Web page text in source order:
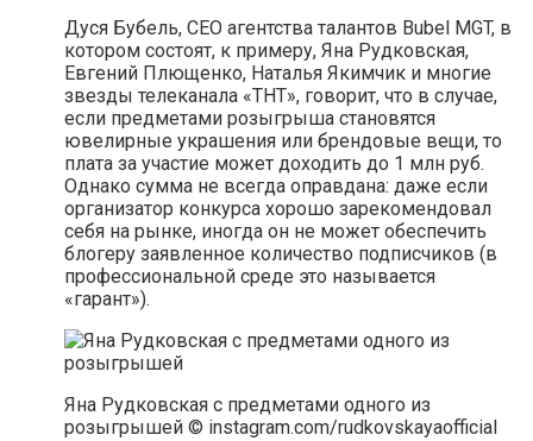
Дуся Бубель, CEO агентства талантов Bubel MGT, в
котором состоят, к примеру, Яна Рудковская,
Евгений Плющенко, Наталья Якимчик и многие
звезды телеканала «ТНТ», говорит, что в случае,
если предметами розыгрыша становятся
ювелирные украшения или брендовые вещи, то
плата за участие может доходить до 1 млн руб.
Однако сумма не всегда оправдана: даже если
организатор конкурса хорошо зарекомендовал
себя на рынке, иногда он не может обеспечить
блогеру заявленное количество подписчиков (в
профессиональной среде это называется
«гарант»).
Яна Рудковская с предметами одного из
розыгрышей © instagram.com/rudkovskayaofficial